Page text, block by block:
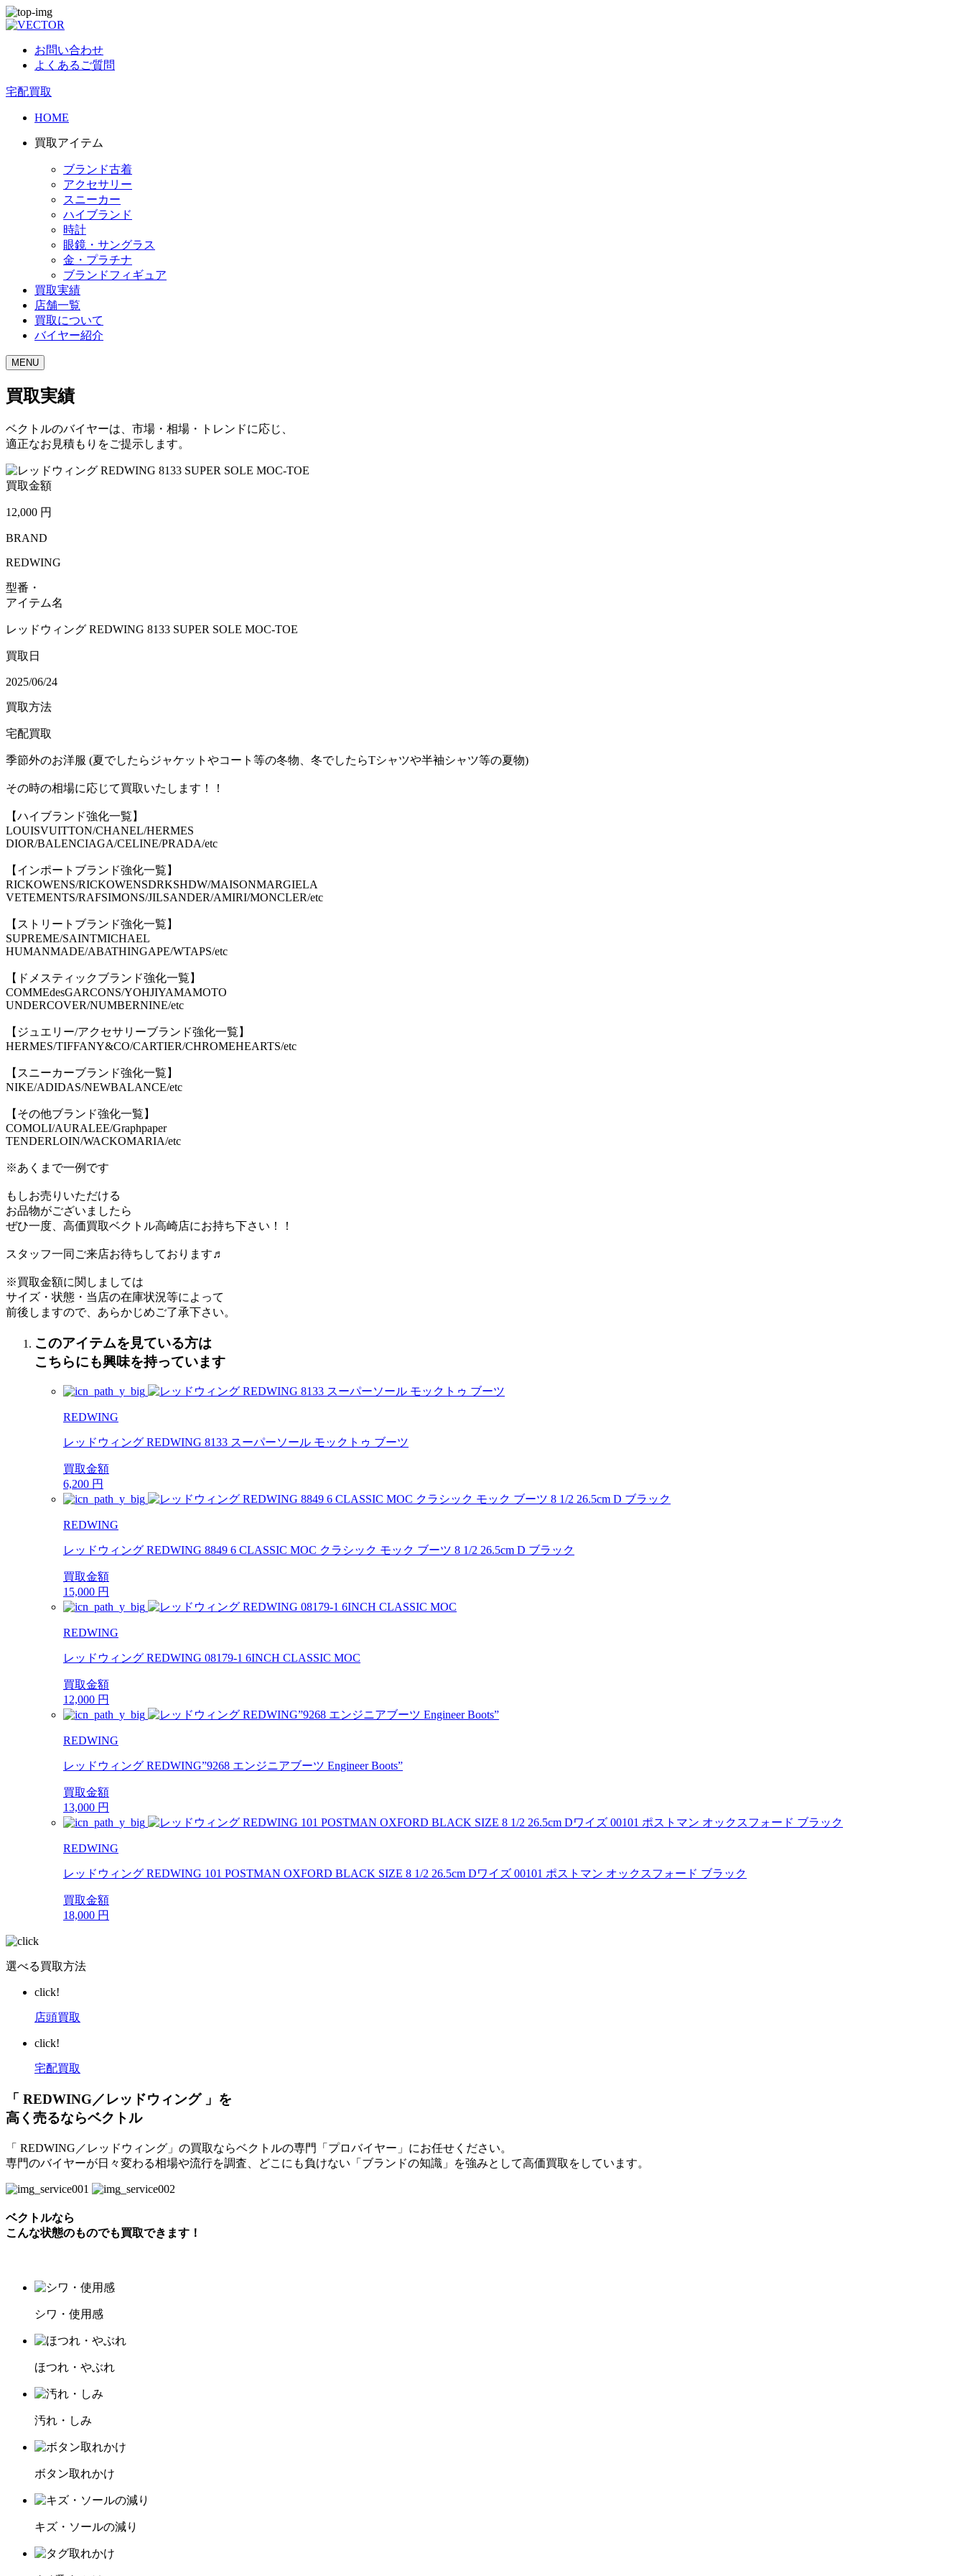
お問い合わせ
よくあるご質問
宅配買取
HOME
買取アイテム
ブランド古着
アクセサリー
スニーカー
ハイブランド
時計
眼鏡・サングラス
金・プラチナ
ブランドフィギュア
買取実績
店舗一覧
買取について
バイヤー紹介
MENU
買取実績
ベクトルのバイヤーは、市場・相場・トレンドに応じ、
適正なお見積もりをご提示します。
買取金額
12,000 円
BRAND
REDWING
型番・
アイテム名
レッドウィング REDWING 8133 SUPER SOLE MOC-TOE
買取日
2025/06/24
買取方法
宅配買取
季節外のお洋服 (夏でしたらジャケットやコート等の冬物、冬でしたらTシャツや半袖シャツ等の夏物)
その時の相場に応じて買取いたします！！
【ハイブランド強化一覧】
LOUISVUITTON/CHANEL/HERMES
DIOR/BALENCIAGA/CELINE/PRADA/etc
【インポートブランド強化一覧】
RICKOWENS/RICKOWENSDRKSHDW/MAISONMARGIELA
VETEMENTS/RAFSIMONS/JILSANDER/AMIRI/MONCLER/etc
【ストリートブランド強化一覧】
SUPREME/SAINTMICHAEL
HUMANMADE/ABATHINGAPE/WTAPS/etc
【ドメスティックブランド強化一覧】
COMMEdesGARCONS/YOHJIYAMAMOTO
UNDERCOVER/NUMBERNINE/etc
【ジュエリー/アクセサリーブランド強化一覧】
HERMES/TIFFANY&CO/CARTIER/CHROMEHEARTS/etc
【スニーカーブランド強化一覧】
NIKE/ADIDAS/NEWBALANCE/etc
【その他ブランド強化一覧】
COMOLI/AURALEE/Graphpaper
TENDERLOIN/WACKOMARIA/etc
※あくまで一例です
もしお売りいただける
お品物がございましたら
ぜひ一度、高価買取ベクトル高崎店にお持ち下さい！！
スタッフ一同ご来店お待ちしております♬
※買取金額に関しましては
サイズ・状態・当店の在庫状況等によって
前後しますので、あらかじめご了承下さい。
このアイテムを見ている方は
こちらにも興味を持っています
REDWING
レッドウィング REDWING 8133 スーパーソール モックトゥ ブーツ
買取金額
6,200 円
REDWING
レッドウィング REDWING 8849 6 CLASSIC MOC クラシック モック ブーツ 8 1/2 26.5cm D ブラック
買取金額
15,000 円
REDWING
レッドウィング REDWING 08179-1 6INCH CLASSIC MOC
買取金額
12,000 円
REDWING
レッドウィング REDWING”9268 エンジニアブーツ Engineer Boots”
買取金額
13,000 円
REDWING
レッドウィング REDWING 101 POSTMAN OXFORD BLACK SIZE 8 1/2 26.5cm Dワイズ 00101 ポストマン オックスフォード ブラック
買取金額
18,000 円
選べる買取方法
click!
店頭買取
click!
宅配買取
「 REDWING／レッドウィング 」を
高く売るならベクトル
「 REDWING／レッドウィング」の買取ならベクトルの専門「プロバイヤー」にお任せください。
専門のバイヤーが日々変わる相場や流行を調査、どこにも負けない「ブランドの知識」を強みとして高価買取をしています。
ベクトルなら
こんな状態のものでも買取できます！
シワ・使用感
ほつれ・やぶれ
汚れ・しみ
ボタン取れかけ
キズ・ソールの減り